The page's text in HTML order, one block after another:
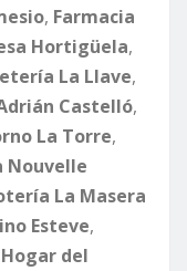
, Farmacia
Hortigüela,
La Llave,
Castelló,
La Torre,
Nouvelle
La Masera
Esteve,
del